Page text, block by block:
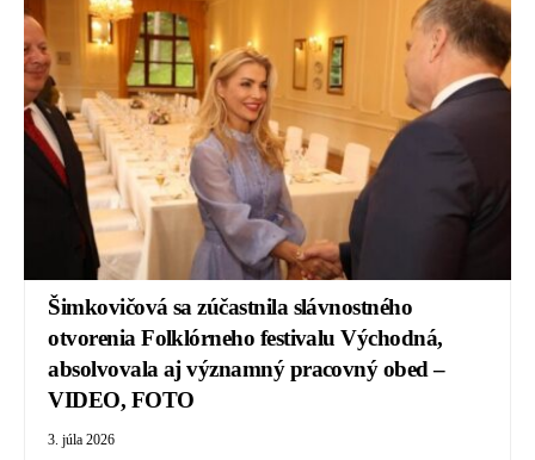
Šimkovičová sa zúčastnila slávnostného
otvorenia Folklórneho festivalu Východná,
absolvovala aj významný pracovný obed –
VIDEO, FOTO
3. júla 2026